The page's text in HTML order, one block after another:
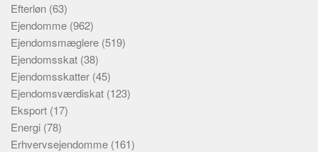
Efterløn (63)
Ejendomme (962)
Ejendomsmæglere (519)
Ejendomsskat (38)
Ejendomsskatter (45)
Ejendomsværdiskat (123)
Eksport (17)
Energi (78)
Erhvervsejendomme (161)